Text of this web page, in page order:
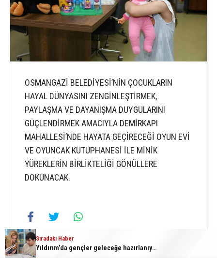
OSMANGAZİ BELEDİYESİ’NİN ÇOCUKLARIN
HAYAL DÜNYASINI ZENGİNLEŞTİRMEK,
PAYLAŞMA VE DAYANIŞMA DUYGULARINI
GÜÇLENDİRMEK AMACIYLA DEMİRKAPI
MAHALLESİ’NDE HAYATA GEÇİRECEĞİ OYUN EVİ
VE OYUNCAK KÜTÜPHANESİ İLE MİNİK
YÜREKLERİN BİRLİKTELİĞİ GÖNÜLLERE
DOKUNACAK.
Sıradaki Haber
Yıldırım’da gençler geleceğe hazırlanıyor